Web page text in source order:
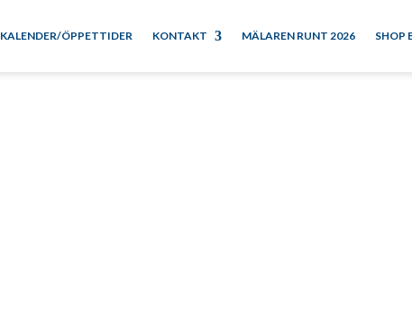
KALENDER/ÖPPETTIDER KONTAKT MÄLAREN RUNT 2026 SHOP